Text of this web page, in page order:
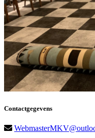
Contactgegevens